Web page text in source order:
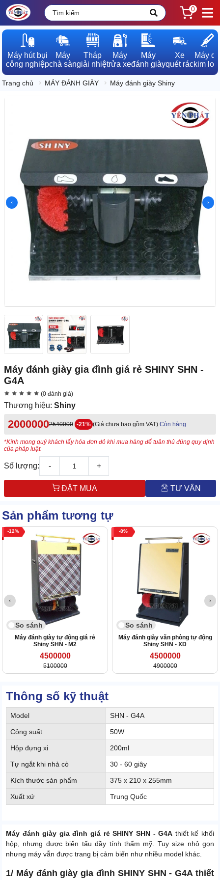
0
Máy hút bụi
công nghiệp
Máy
chà sàn
Tháp
giải nhiệt
Máy
rửa xe
Máy
đánh giày
Xe
quét rác
Máy dò
kim loại
Trang chủ MÁY ĐÁNH GIÀY Máy đánh giày Shiny
Máy đánh giày gia đình giá rẻ SHINY SHN -
G4A
(0 đánh giá)
Thương hiệu: Shiny
20000002540000 -21% (Giá chưa bao gồm VAT) Còn hàng
*Kính mong quý khách lấy hóa đơn đỏ khi mua hàng để tuân thủ đúng quy định
của pháp luật.
Số lượng: - +
ĐẶT MUA TƯ VẤN
Sản phẩm tương tự
12
So sánh
Máy đánh giày tự động giá rẻ
Shiny SHN - M2
4500000
5100000
8
So sánh
Máy đánh giày văn phòng tự động
Shiny SHN - XD
4500000
4900000
Thông số kỹ thuật
Model SHN - G4A
Công suất 50W
Hộp đựng xi 200ml
Tự ngắt khi nhả cò 30 - 60 giây
Kích thước sản phẩm 375 x 210 x 255mm
Xuất xứ Trung Quốc
Máy đánh giày gia đình giá rẻ SHINY SHN - G4A thiết kế khối
hộp, nhưng được biến tấu đầy tính thẩm mỹ. Tuy size nhỏ gọn
nhưng máy vẫn được trang bị cảm biến như nhiều model khác.
1/ Máy đánh giày gia đình SHINY SHN - G4A thiết